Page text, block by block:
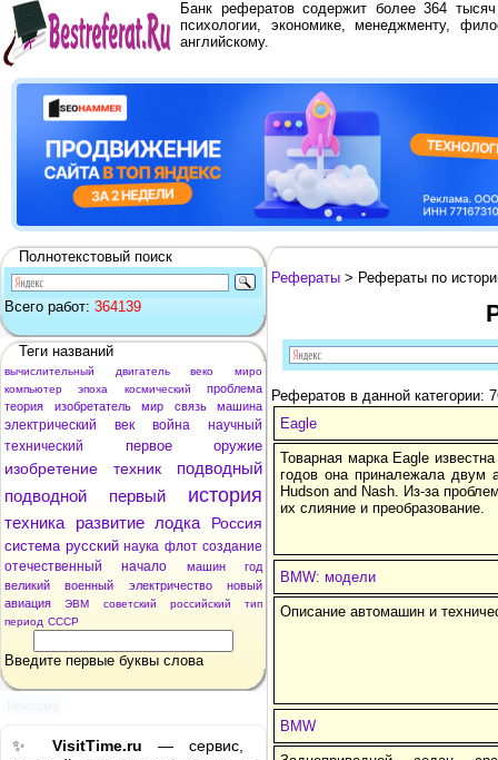
Банк рефератов содержит более 364
психологии, экономике, менеджменту,
английскому.
Полнотекстовый поиск
Всего работ: 364139
Теги названий
вычислительный двигатель веко
миро
компьютер
эпоха космический
проблема
теория
изобретатель мир связь машина
электрический век война
научный
технический
первое оружие
изобретение техник
подводный
подводной
первый история
техника развитие лодка Россия
система русский наука флот создание
отечественный
начало машин
год
великий
военный электричество
новый
авиация
ЭВМ советский российский
тип
период СССР
Введите первые буквы слова
✨ VisitTime.ru — сервис,
Рефераты > Рефераты по
Рефератов в данной категории:
Eagle
Товарная марка Eagle
годов она приналежала двум
Hudson and Nash. Из-за
их слияние и преобразование.
BMW: модели
Описание автомашин и
BMW